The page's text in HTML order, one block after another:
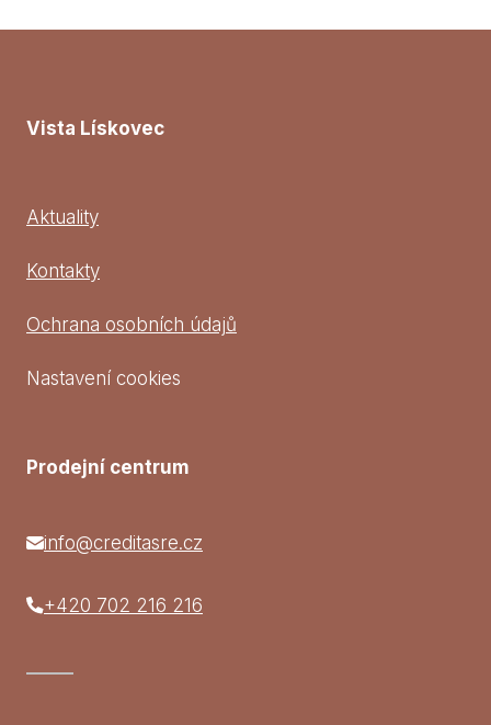
Vista Lískovec
Aktuality
Kontakty
Ochrana osobních údajů
Nastavení cookies
Prodejní centrum
info@creditasre.cz
+420 702 216 216